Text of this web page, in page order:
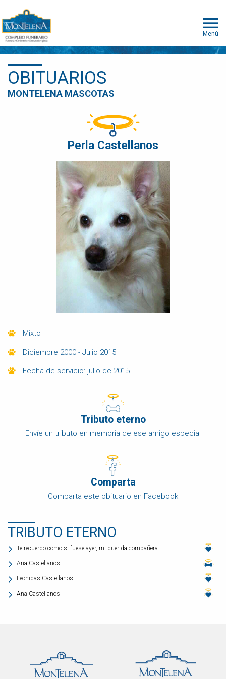
Menú
OBITUARIOS
MONTELENA MASCOTAS
Perla Castellanos
Mixto
Diciembre 2000 - Julio 2015
Fecha de servicio: julio de 2015
Tributo eterno
Envíe un tributo en memoria de ese amigo especial
Comparta
Comparta este obituario en Facebook
TRIBUTO ETERNO
Te recuerdo como si fuese ayer, mi querida compañera.
Ana Castellanos
Leonidas Castellanos
Ana Castellanos